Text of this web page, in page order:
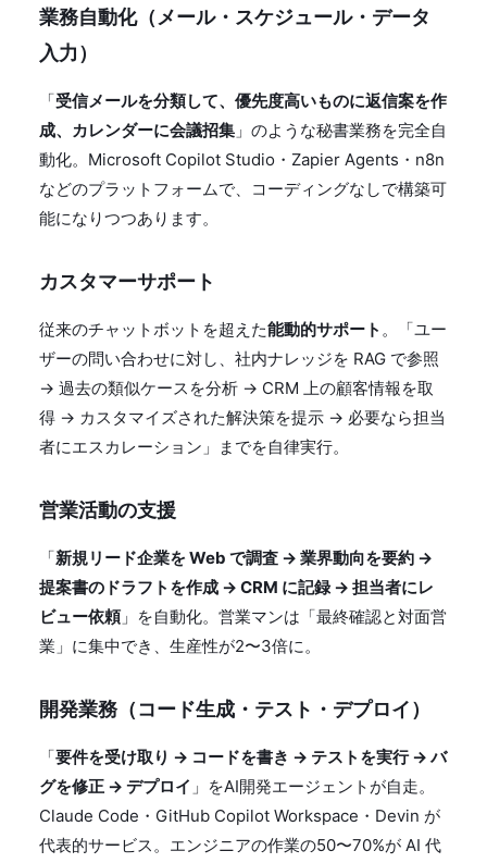
業務自動化（メール・スケジュール・データ
入力）
「受信メールを分類して、優先度高いものに返信案を作
成、カレンダーに会議招集 」のような秘書業務を完全自
動化。Microsoft Copilot Studio・Zapier Agents・n8n
などのプラットフォームで、コーディングなしで構築可
能になりつつあります。
カスタマーサポート
従来のチャットボットを超えた能動的サポート 。「ユー
ザーの問い合わせに対し、社内ナレッジを RAG で参照
→ 過去の類似ケースを分析 → CRM 上の顧客情報を取
得 → カスタマイズされた解決策を提示 → 必要なら担当
者にエスカレーション」までを自律実行。
営業活動の支援
「新規リード企業を Web で調査 → 業界動向を要約 →
提案書のドラフトを作成 → CRM に記録 → 担当者にレ
ビュー依頼」を自動化。営業マンは「最終確認と対面営
業」に集中でき、生産性が2〜3倍に。
開発業務（コード生成・テスト・デプロイ）
「要件を受け取り → コードを書き → テストを実行 → バ
グを修正 → デプロイ 」をAI開発エージェントが自走。
Claude Code・GitHub Copilot Workspace・Devin が
代表的サービス。エンジニアの作業の50〜70%が AI 代